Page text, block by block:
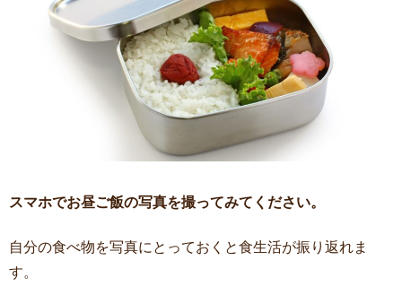
スマホでお昼ご飯の写真を撮ってみてください。
自分の食べ物を写真にとっておくと食生活が振り返れま
す。